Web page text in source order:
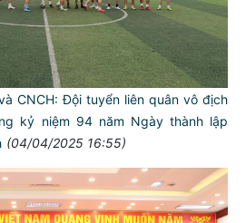
CNCH: Đội tuyển liên quân vô địch
kỷ niệm 94 năm Ngày thành lập
(04/04/2025 16:55)